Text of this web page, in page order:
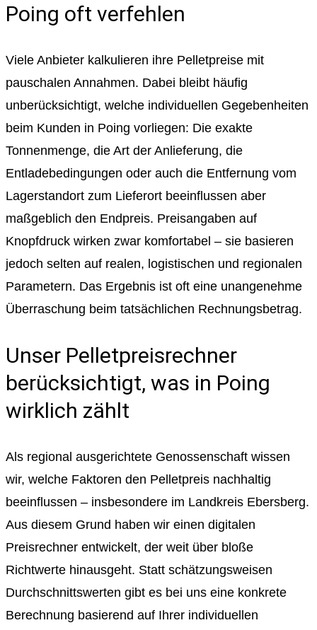
Poing oft verfehlen
Viele Anbieter kalkulieren ihre Pelletpreise mit
pauschalen Annahmen. Dabei bleibt häufig
unberücksichtigt, welche individuellen Gegebenheiten
beim Kunden in Poing vorliegen: Die exakte
Tonnenmenge, die Art der Anlieferung, die
Entladebedingungen oder auch die Entfernung vom
Lagerstandort zum Lieferort beeinflussen aber
maßgeblich den Endpreis. Preisangaben auf
Knopfdruck wirken zwar komfortabel – sie basieren
jedoch selten auf realen, logistischen und regionalen
Parametern. Das Ergebnis ist oft eine unangenehme
Überraschung beim tatsächlichen Rechnungsbetrag.
Unser Pelletpreisrechner
berücksichtigt, was in Poing
wirklich zählt
Als regional ausgerichtete Genossenschaft wissen
wir, welche Faktoren den Pelletpreis nachhaltig
beeinflussen – insbesondere im Landkreis Ebersberg.
Aus diesem Grund haben wir einen digitalen
Preisrechner entwickelt, der weit über bloße
Richtwerte hinausgeht. Statt schätzungsweisen
Durchschnittswerten gibt es bei uns eine konkrete
Berechnung basierend auf Ihrer individuellen